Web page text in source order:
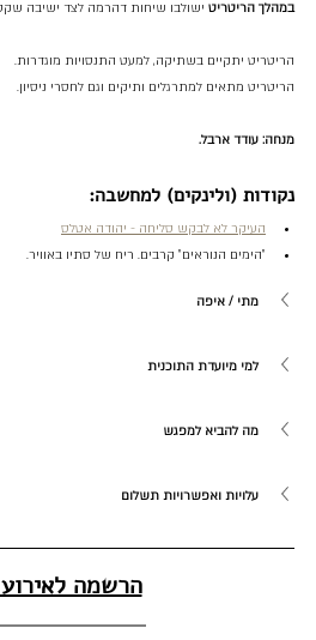
במהלך הריטריט ישולבו שיחות דהרמה לצד ישיבה
הריטריט יתקיים בשתיקה, למעט התנסויות מוגדרות.
הריטריט מתאים למתרגלים ותיקים וגם לחסרי ניסיון.
מנחה: עודד ארבל.
נקודות (ולינקים) למחשבה:
העיקר לא לבקש סליחה - יהודה אטלס
"הימים הנוראים" קרבים. ריח של סתיו באוויר.
מתי / איפה
למי מיועדת התוכנית
מה להביא למפגש
עלויות ואפשרויות תשלום
הרשמה